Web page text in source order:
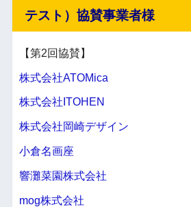
テスト）協賛事業者様
【第2回協賛】
株式会社ATOMica
株式会社ITOHEN
株式会社岡崎デザイン
小倉名画座
響灘菜園株式会社
mog株式会社